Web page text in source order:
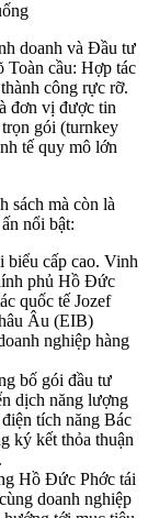
doanh và Đầu tư
cầu: Hợp tác
công rực rỡ.
đơn vị được tin
gói (turnkey
tế quy mô lớn
sách mà còn là
nổi bật:
biểu cấp cao. Vinh
phủ Hồ Đức
quốc tế Jozef
Âu (EIB)
nghiệp hàng
bố gói đầu tư
dịch năng lượng
tích năng Bác
ký kết thỏa thuận
Hồ Đức Phớc tái
doanh nghiệp